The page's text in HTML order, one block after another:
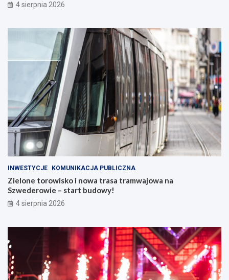
4 sierpnia 2026
INWESTYCJE KOMUNIKACJA PUBLICZNA
Zielone torowisko i nowa trasa tramwajowa na
Szwederowie – start budowy!
4 sierpnia 2026